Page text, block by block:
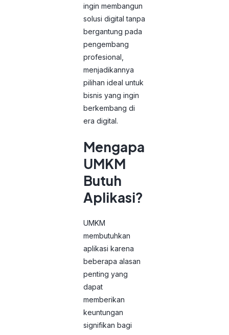
ingin membangun
solusi digital tanpa
bergantung pada
pengembang
profesional,
menjadikannya
pilihan ideal untuk
bisnis yang ingin
berkembang di
era digital.
Mengapa
UMKM
Butuh
Aplikasi?
UMKM
membutuhkan
aplikasi karena
beberapa alasan
penting yang
dapat
memberikan
keuntungan
signifikan bagi